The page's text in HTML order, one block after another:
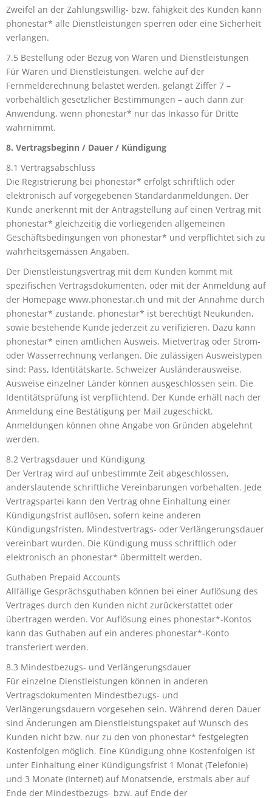
Zweifel an der Zahlungswillig- bzw. fähigkeit des Kunden kann
phonestar* alle Dienstleistungen sperren oder eine Sicherheit
verlangen.
7.5 Bestellung oder Bezug von Waren und Dienstleistungen
Für Waren und Dienstleistungen, welche auf der
Fernmelderechnung belastet werden, gelangt Ziffer 7 –
vorbehältlich gesetzlicher Bestimmungen – auch dann zur
Anwendung, wenn phonestar* nur das Inkasso für Dritte
wahrnimmt.
8. Vertragsbeginn / Dauer / Kündigung
8.1 Vertragsabschluss
Die Registrierung bei phonestar* erfolgt schriftlich oder
elektronisch auf vorgegebenen Standardanmeldungen. Der
Kunde anerkennt mit der Antragstellung auf einen Vertrag mit
phonestar* gleichzeitig die vorliegenden allgemeinen
Geschäftsbedingungen von phonestar* und verpflichtet sich zu
wahrheitsgemässen Angaben.
Der Dienstleistungsvertrag mit dem Kunden kommt mit
spezifischen Vertragsdokumenten, oder mit der Anmeldung auf
der Homepage www.phonestar.ch und mit der Annahme durch
phonestar* zustande. phonestar* ist berechtigt Neukunden,
sowie bestehende Kunde jederzeit zu verifizieren. Dazu kann
phonestar* einen amtlichen Ausweis, Mietvertrag oder Strom-
oder Wasserrechnung verlangen. Die zulässigen Ausweistypen
sind: Pass, Identitätskarte, Schweizer Ausländerausweise.
Ausweise einzelner Länder können ausgeschlossen sein. Die
Identitätsprüfung ist verpflichtend. Der Kunde erhält nach der
Anmeldung eine Bestätigung per Mail zugeschickt.
Anmeldungen können ohne Angabe von Gründen abgelehnt
werden.
8.2 Vertragsdauer und Kündigung
Der Vertrag wird auf unbestimmte Zeit abgeschlossen,
anderslautende schriftliche Vereinbarungen vorbehalten. Jede
Vertragspartei kann den Vertrag ohne Einhaltung einer
Kündigungsfrist auflösen, sofern keine anderen
Kündigungsfristen, Mindestvertrags- oder Verlängerungsdauer
vereinbart wurden. Die Kündigung muss schriftlich oder
elektronisch an phonestar* übermittelt werden.
Guthaben Prepaid Accounts
Allfällige Gesprächsguthaben können bei einer Auflösung des
Vertrages durch den Kunden nicht zurückerstattet oder
übertragen werden. Vor Auflösung eines phonestar*-Kontos
kann das Guthaben auf ein anderes phonestar*-Konto
transferiert werden.
8.3 Mindestbezugs- und Verlängerungsdauer
Für einzelne Dienstleistungen können in anderen
Vertragsdokumenten Mindestbezugs- und
Verlängerungsdauern vorgesehen sein. Während deren Dauer
sind Änderungen am Dienstleistungspaket auf Wunsch des
Kunden nicht bzw. nur zu den von phonestar* festgelegten
Kostenfolgen möglich. Eine Kündigung ohne Kostenfolgen ist
unter Einhaltung einer Kündigungsfrist 1 Monat (Telefonie)
und 3 Monate (Internet) auf Monatsende, erstmals aber auf
Ende der Mindestbezugs- bzw. auf Ende der